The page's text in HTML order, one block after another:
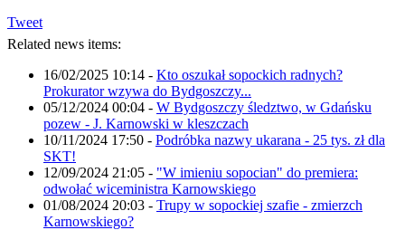
Tweet
Related news items:
16/02/2025 10:14 - Kto oszukał sopockich radnych?
Prokurator wzywa do Bydgoszczy...
05/12/2024 00:04 - W Bydgoszczy śledztwo, w Gdańsku
pozew - J. Karnowski w kleszczach
10/11/2024 17:50 - Podróbka nazwy ukarana - 25 tys. zł dla
SKT!
12/09/2024 21:05 - "W imieniu sopocian" do premiera:
odwołać wiceministra Karnowskiego
01/08/2024 20:03 - Trupy w sopockiej szafie - zmierzch
Karnowskiego?